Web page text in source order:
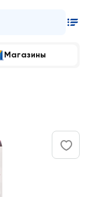
Магазины